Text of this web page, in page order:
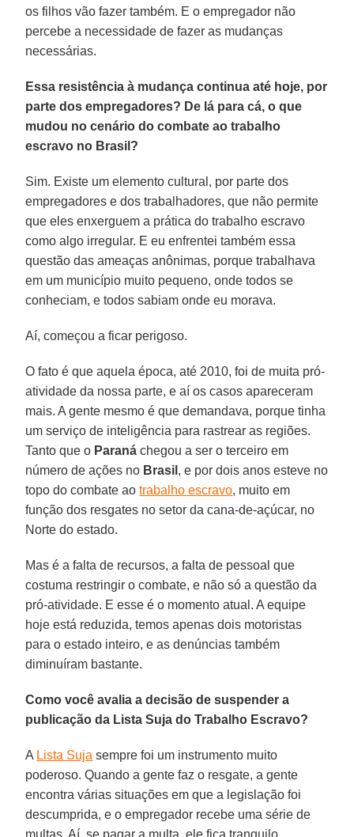
os filhos vão fazer também. E o empregador não
percebe a necessidade de fazer as mudanças
necessárias.
Essa resistência à mudança continua até hoje, por
parte dos empregadores? De lá para cá, o que
mudou no cenário do combate ao trabalho
escravo no Brasil?
Sim. Existe um elemento cultural, por parte dos
empregadores e dos trabalhadores, que não permite
que eles enxerguem a prática do trabalho escravo
como algo irregular. E eu enfrentei também essa
questão das ameaças anônimas, porque trabalhava
em um município muito pequeno, onde todos se
conheciam, e todos sabiam onde eu morava.
Aí, começou a ficar perigoso.
O fato é que aquela época, até 2010, foi de muita pró-
atividade da nossa parte, e aí os casos apareceram
mais. A gente mesmo é que demandava, porque tinha
um serviço de inteligência para rastrear as regiões.
Tanto que o Paraná chegou a ser o terceiro em
número de ações no Brasil , e por dois anos esteve no
topo do combate aotrabalho escravo, muito em
função dos resgates no setor da cana-de-açúcar, no
Norte do estado.
Mas é a falta de recursos, a falta de pessoal que
costuma restringir o combate, e não só a questão da
pró-atividade. E esse é o momento atual. A equipe
hoje está reduzida, temos apenas dois motoristas
para o estado inteiro, e as denúncias também
diminuíram bastante.
Como você avalia a decisão de suspender a
publicação da Lista Suja do Trabalho Escravo?
A Lista Suja sempre foi um instrumento muito
poderoso. Quando a gente faz o resgate, a gente
encontra várias situações em que a legislação foi
descumprida, e o empregador recebe uma série de
multas. Aí, se pagar a multa, ele fica tranquilo.